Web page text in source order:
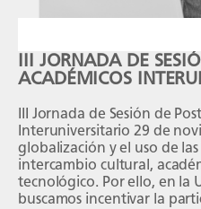
III JORNADA DE
ACADÉMICOS
III Jornada de Sesión de
Interuniversitario 29 de
globalización y el uso de las
intercambio cultural,
tecnológico. Por ello, en la
buscamos incentivar la